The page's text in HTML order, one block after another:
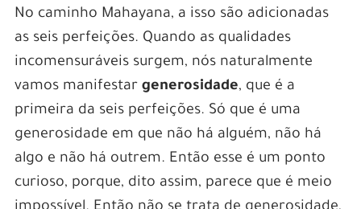
No caminho Mahayana, a isso são adicionadas
as seis perfeições. Quando as qualidades
incomensuráveis surgem, nós naturalmente
vamos manifestar generosidade, que é a
primeira da seis perfeições. Só que é uma
generosidade em que não há alguém, não há
algo e não há outrem. Então esse é um ponto
curioso, porque, dito assim, parece que é meio